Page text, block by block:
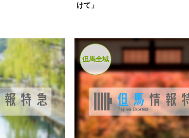
けて」
但馬全域